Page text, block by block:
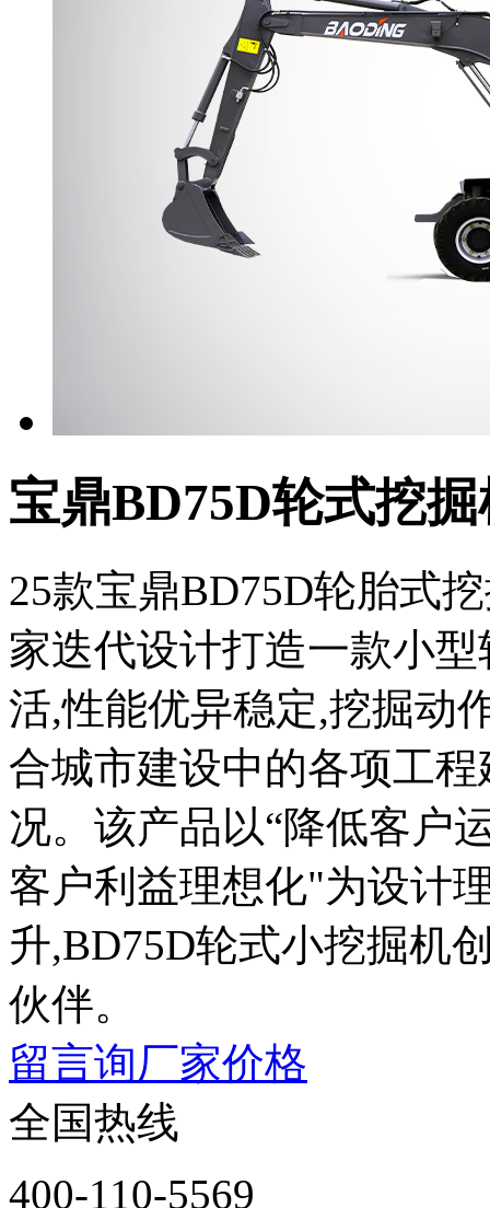
宝鼎BD75D轮式挖
25款宝鼎BD75D轮胎式
家迭代设计打造一款小
活,性能优异稳定,挖掘动
合城市建设中的各项工
况。该产品以“降低客户
客户利益理想化"为设计
升,BD75D轮式小挖掘机
伙伴。
留言询厂家价格
全国热线
400-110-5569